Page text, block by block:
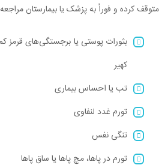
متوقف کرده و فوراً به پزشک یا بیمارستان
بثورات پوستی یا برجستگی‌های قرمز
کهیر
تب یا احساس بیماری
تورم غدد لنفاوی
تنگی نفس
تورم در پاها، مچ پاها یا ساق پاها